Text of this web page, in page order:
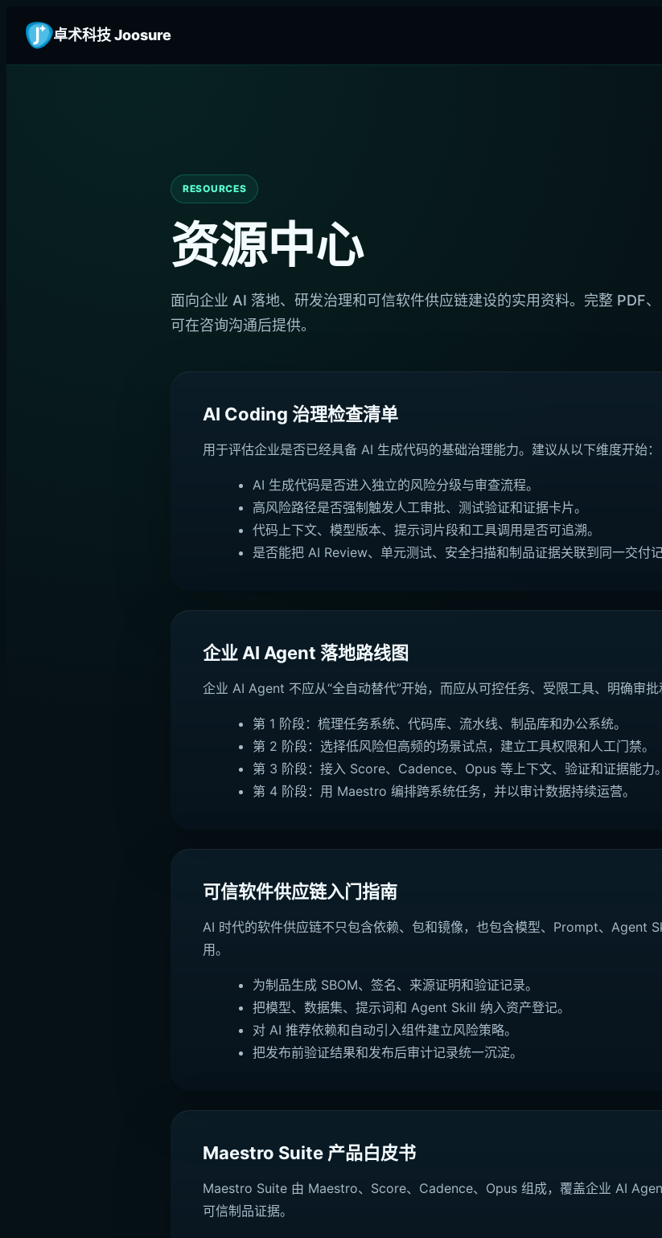
卓术科技 Joosure
RESOURCES
资源中心
面向企业 AI 落地、研发治理和可信软件供应链建设的实用资料。完整 PDF
可在咨询沟通后提供。
AI Coding 治理检查清单
用于评估企业是否已经具备 AI 生成代码的基础治理能力。建议从以下维度开始：
AI 生成代码是否进入独立的风险分级与审查流程。
高风险路径是否强制触发人工审批、测试验证和证据卡片。
代码上下文、模型版本、提示词片段和工具调用是否可追溯。
是否能把 AI Review、单元测试、安全扫描和制品证据关联到同一交付记
企业 AI Agent 落地路线图
企业 AI Agent 不应从“全自动替代”开始，而应从可控任务、受限工具、明确审批
第 1 阶段：梳理任务系统、代码库、流水线、制品库和办公系统。
第 2 阶段：选择低风险但高频的场景试点，建立工具权限和人工门禁。
第 3 阶段：接入 Score、Cadence、Opus 等上下文、验证和证据能力。
第 4 阶段：用 Maestro 编排跨系统任务，并以审计数据持续运营。
可信软件供应链入门指南
AI 时代的软件供应链不只包含依赖、包和镜像，也包含模型、Prompt、Agent
用。
为制品生成 SBOM、签名、来源证明和验证记录。
把模型、数据集、提示词和 Agent Skill 纳入资产登记。
对 AI 推荐依赖和自动引入组件建立风险策略。
把发布前验证结果和发布后审计记录统一沉淀。
Maestro Suite 产品白皮书
Maestro Suite 由 Maestro、Score、Cadence、Opus 组成，覆盖企业 AI
可信制品证据。